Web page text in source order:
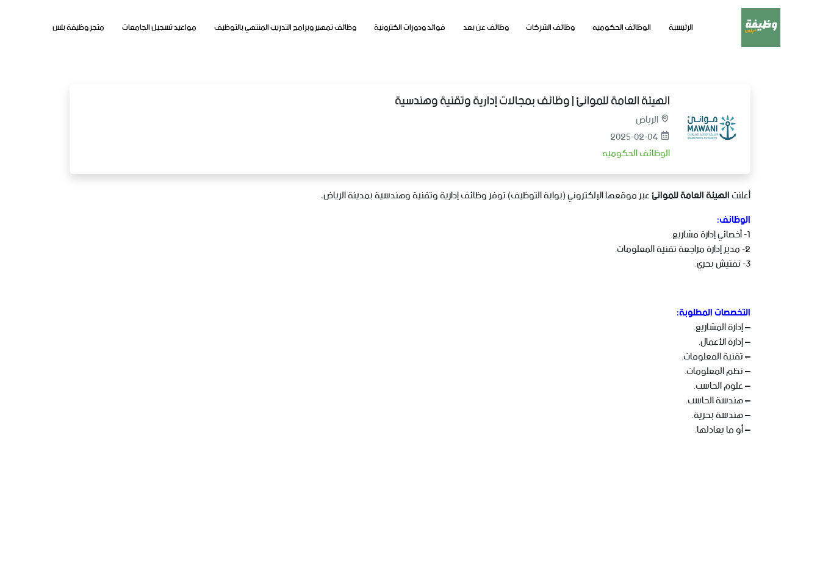
الرئيسية الوظائف الحكوميه وظائف الشركات وظائف عن بعد فوائد ودورات الكترونية وظائف تمهير وبرامج التدريب المنتهي بالتوظيف مواعيد تسجيل الجامعات متجر وظيفة بلس
الهيئة العامة للموانئ | وظائف بمجالات إدارية وتقنية وهندسية
الرياض
2025-02-04
الوظائف الحكوميه
أعلنتالهيئة العامة للموانئعبر موقعها الإلكتروني (بوابة التوظيف) توفر وظائف إدارية وتقنية وهندسية بمدينة الرياض،
الوظائف:
1- أخصائي إدارة مشاريع.
2- مدير إدارة مراجعة تقنية المعلومات.
3- تفتيش بحري.
التخصصات المطلوبة:
– إدارة المشاريع.
– إدارة الأعمال.
– تقنية المعلومات.
– نظم المعلومات.
– علوم الحاسب.
– هندسة الحاسب.
– هندسة بحرية.
– أو ما يعادلها.